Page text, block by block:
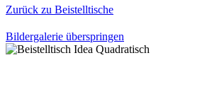
Zurück zu Beistelltische
Bildergalerie überspringen